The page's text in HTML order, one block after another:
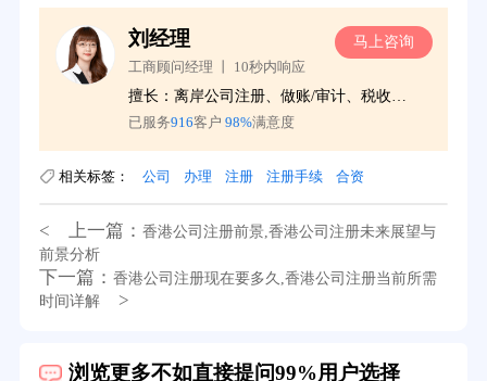
刘经理
工商顾问经理 丨 10秒内响应
已服务916客户 98%满意度
马上咨询
相关标签： 公司 办理 注册 注册手续 合资
< 上一篇： 香港公司注册前景,香港公司注册未来展望与
前景分析
下一篇： 香港公司注册现在要多久,香港公司注册当前所需
时间详解>
浏览更多不如直接提问99%用户选择
3分钟前用户提问：
6分钟前用户提问：